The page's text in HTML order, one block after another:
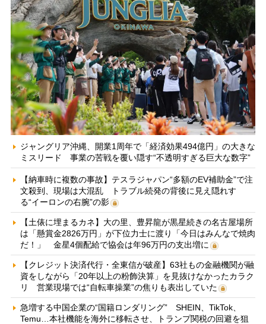
ジャングリア沖縄、開業1周年で「経済効果494億円」の大きな
ミスリード 事業の苦戦を覆い隠す“不透明すぎる巨大な数字”
【納車時に複数の事故】テスラジャパン“多額のEV補助金”で注
文殺到、現場は大混乱 トラブル続発の背後に見え隠れす
る“イーロンの右腕”の影
【土俵に埋まるカネ】大の里、豊昇龍が黒星続きの名古屋場所
は「懸賞金2826万円」が下位力士に渡り「今日はみんなで焼肉
だ！」 金星4個配給で協会は年96万円の支出増に
【クレジット決済代行・全東信が破産】63社もの金融機関が融
資をしながら「20年以上の粉飾決算」を見抜けなかったカラク
リ 営業現場では“自転車操業”の焦りも表出していた
急増する中国企業の“国籍ロンダリング” SHEIN、TikTok、
Temu…本社機能を海外に移転させ、トランプ関税の回避を狙